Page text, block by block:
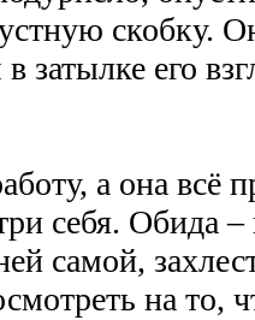
скобку.
затылке его
а она всё
себя. Обида
самой,
на